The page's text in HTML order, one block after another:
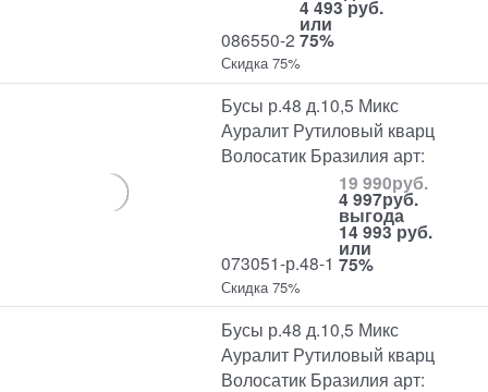
086550-2
4 493 руб.
или
75%
Скидка 75%
Бусы р.48 д.10,5 Микс
Ауралит Рутиловый кварц
Волосатик Бразилия арт:
073051-р.48-1
19 990руб.
4 997руб.
выгода
14 993 руб.
или
75%
Скидка 75%
Бусы р.48 д.10,5 Микс
Ауралит Рутиловый кварц
Волосатик Бразилия арт: